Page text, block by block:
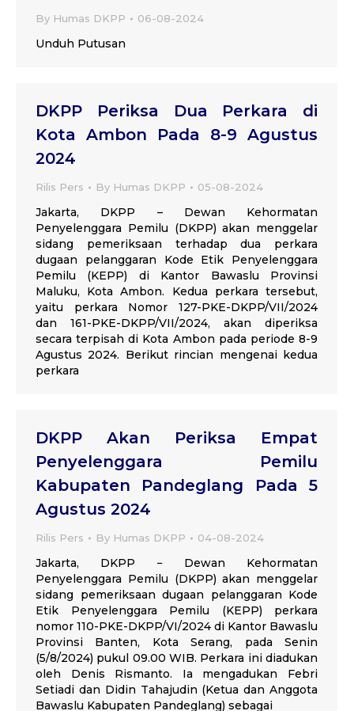
By Humas DKPP 06-08-2024
Unduh Putusan
DKPP Periksa Dua Perkara di
Kota Ambon Pada 8-9 Agustus
2024
Rilis Pers By Humas DKPP 05-08-2024
Jakarta, DKPP – Dewan Kehormatan
Penyelenggara Pemilu (DKPP) akan menggelar
sidang pemeriksaan terhadap dua perkara
dugaan pelanggaran Kode Etik Penyelenggara
Pemilu (KEPP) di Kantor Bawaslu Provinsi
Maluku, Kota Ambon. Kedua perkara tersebut,
yaitu perkara Nomor 127-PKE-DKPP/VII/2024
dan 161-PKE-DKPP/VII/2024, akan diperiksa
secara terpisah di Kota Ambon pada periode 8-9
Agustus 2024. Berikut rincian mengenai kedua
perkara
DKPP Akan Periksa Empat
Penyelenggara Pemilu
Kabupaten Pandeglang Pada 5
Agustus 2024
Rilis Pers By Humas DKPP 04-08-2024
Jakarta, DKPP − Dewan Kehormatan
Penyelenggara Pemilu (DKPP) akan menggelar
sidang pemeriksaan dugaan pelanggaran Kode
Etik Penyelenggara Pemilu (KEPP) perkara
nomor 110-PKE-DKPP/VI/2024 di Kantor Bawaslu
Provinsi Banten, Kota Serang, pada Senin
(5/8/2024) pukul 09.00 WIB. Perkara ini diadukan
oleh Denis Rismanto. Ia mengadukan Febri
Setiadi dan Didin Tahajudin (Ketua dan Anggota
Bawaslu Kabupaten Pandeglang) sebagai